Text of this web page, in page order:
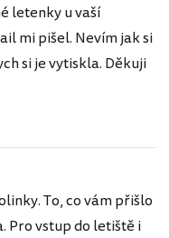
letenky u vaší
mi pišel. Nevím jak si
si je vytiskla. Děkuji
To, co vám přišlo
Pro vstup do letiště i